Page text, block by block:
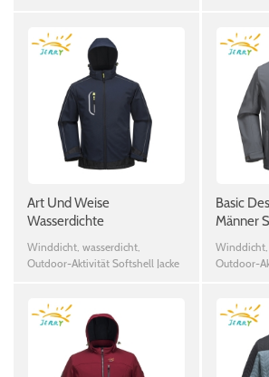
Art Und Weise
Wasserdichte
Softshellgewebemänner
Im Freiensport
Winddicht, wasserdicht,
Outdoor-Aktivität Softshell Jacke
Basic
Männer
Plus Größe
Winddicht,
Outdoor-